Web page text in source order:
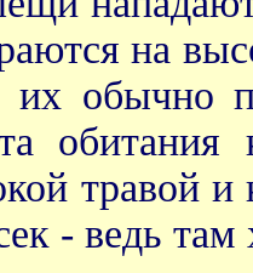
на
их обычно
обитания
травой и
- ведь